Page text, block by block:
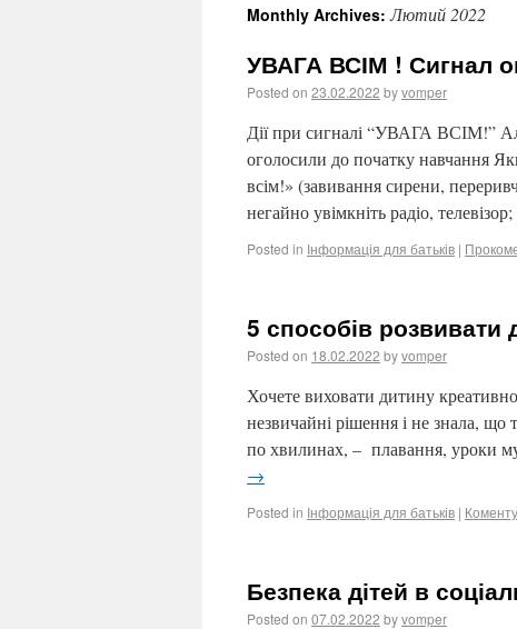
Monthly Archives:Лютий 2022
УВАГА ВСІМ ! Сигнал
Posted on 23.02.2022 byvomper
Дії при сигналі “УВАГА ВСІМ!”
оголосили до початку навчання
всім!» (завивання сирени,
негайно увімкніть радіо,
Posted in Інформація для батьків |
5 способів розвивати
Posted on 18.02.2022 byvomper
Хочете виховати дитину
незвичайні рішення і не знала,
по хвилинах, – плавання, уроки
→
Posted in Інформація для батьків |
Безпека дітей в
Posted on 07.02.2022 byvomper